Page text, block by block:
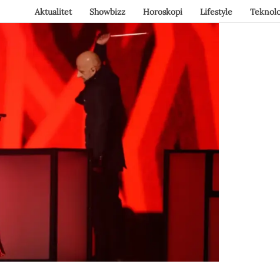
Aktualitet Showbizz Horoskopi Lifestyle